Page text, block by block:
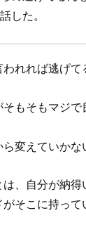
した。
れれば逃げて
そもそもマジ
変えていかな
、自分が納得
がそこに持って